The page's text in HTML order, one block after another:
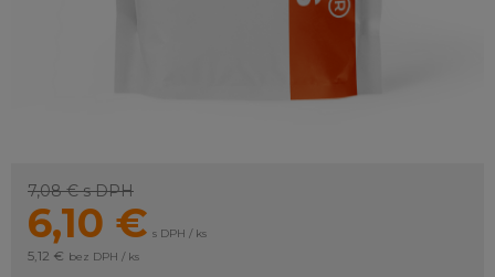
7,08 €s DPH
6,10 € s DPH / ks
5,12 € bez DPH / ks